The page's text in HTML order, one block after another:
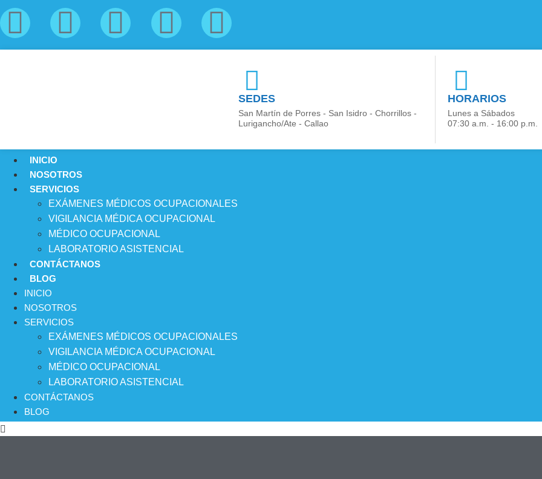
SEDES
San Martín de Porres - San Isidro - Chorrillos -
Lurigancho/Ate - Callao
HORARIOS
Lunes a Sábados
07:30 a.m. - 16:00 p.m.
INICIO
NOSOTROS
SERVICIOS
EXÁMENES MÉDICOS OCUPACIONALES
VIGILANCIA MÉDICA OCUPACIONAL
MÉDICO OCUPACIONAL
LABORATORIO ASISTENCIAL
CONTÁCTANOS
BLOG
INICIO
NOSOTROS
SERVICIOS
EXÁMENES MÉDICOS OCUPACIONALES
VIGILANCIA MÉDICA OCUPACIONAL
MÉDICO OCUPACIONAL
LABORATORIO ASISTENCIAL
CONTÁCTANOS
BLOG